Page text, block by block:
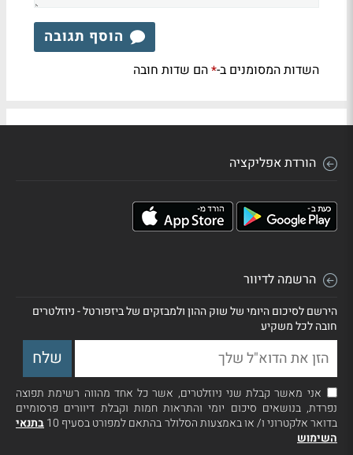
הוסף תגובה
השדות המסומנים ב-*הם שדות חובה
הורדת אפליקציה
הרשמה לדיוור
הירשם לסיכום היומי של שוק ההון ולמבזקים של ביזפורטל - ניוזלטרים
חובה לכל משקיע
אני מאשר קבלת שני ניוזלטרים, אשר כל אחד מהווה רשימת תפוצה
נפרדת, בנושאים סיכום יומי והתראות חמות וקבלת דיוורים פרסומיים
בדואר אלקטרוני ו/ או באמצעות הסלולר בהתאם למפורט בסעיף 10
בתנאי
השימוש